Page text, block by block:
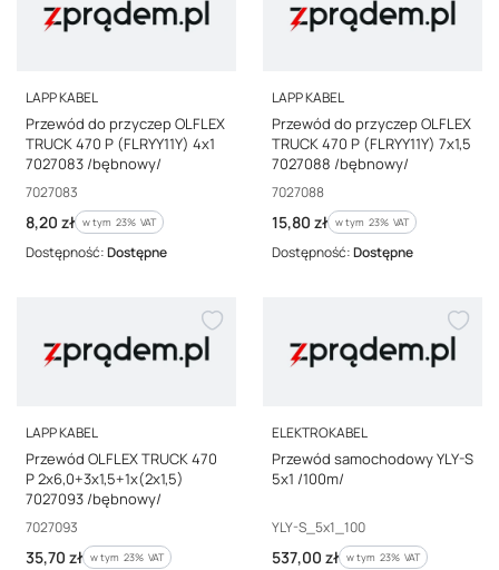
PRODUCENT
LAPP KABEL
Przewód do przyczep OLFLEX
TRUCK 470 P (FLRYY11Y) 4x1
7027083 /bębnowy/
Kod producenta
7027083
Cena brutto
8,20 zł w tym %s VAT
w tym 23% VAT
Dostępność:Dostępne
PRODUCENT
LAPP KABEL
Przewód do przyczep OLFLEX
TRUCK 470 P (FLRYY11Y) 7x1,5
7027088 /bębnowy/
Kod producenta
7027088
Cena brutto
15,80 zł w tym %s VAT
w tym 23% VAT
Dostępność:Dostępne
PRODUCENT
LAPP KABEL
Przewód OLFLEX TRUCK 470
P 2x6,0+3x1,5+1x(2x1,5)
7027093 /bębnowy/
Kod producenta
7027093
Cena brutto
35,70 zł w tym %s VAT
w tym 23% VAT
PRODUCENT
ELEKTROKABEL
Przewód samochodowy YLY-S
5x1 /100m/
Kod producenta
YLY-S_5x1_100
Cena brutto
537,00 zł w tym %s VAT
w tym 23% VAT